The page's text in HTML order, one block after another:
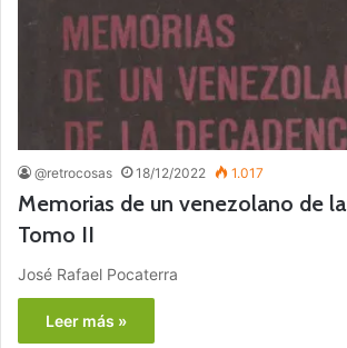
@retrocosas 18/12/2022 1.017
Memorias de un venezolano de
Tomo II
José Rafael Pocaterra
Leer más »